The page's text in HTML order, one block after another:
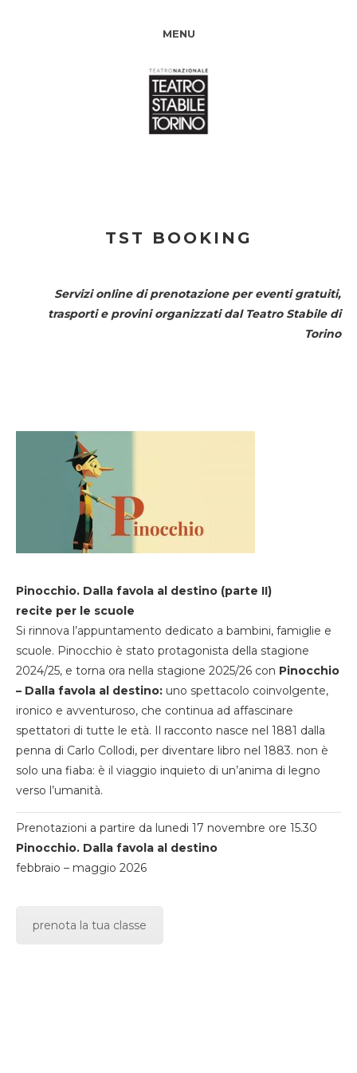
MENU
TST BOOKING
Servizi online di prenotazione per eventi gratuiti,
trasporti e provini organizzati dal Teatro Stabile di
Torino
Pinocchio. Dalla favola al destino (parte II)
recite per le scuole
Si rinnova l’appuntamento dedicato a bambini, famiglie e
scuole. Pinocchio è stato protagonista della stagione
2024/25, e torna ora nella stagione 2025/26 con Pinocchio
– Dalla favola al destino: uno spettacolo coinvolgente,
ironico e avventuroso, che continua ad affascinare
spettatori di tutte le età. Il racconto nasce nel 1881 dalla
penna di Carlo Collodi, per diventare libro nel 1883. non è
solo una fiaba: è il viaggio inquieto di un’anima di legno
verso l’umanità.
Prenotazioni a partire da lunedi 17 novembre ore 15.30
Pinocchio. Dalla favola al destino
febbraio – maggio 2026
prenota la tua classe